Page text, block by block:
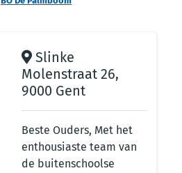
Slinke
Molenstraat 26,
9000 Gent
Beste Ouders, Met het
enthousiaste team van
de buitenschoolse